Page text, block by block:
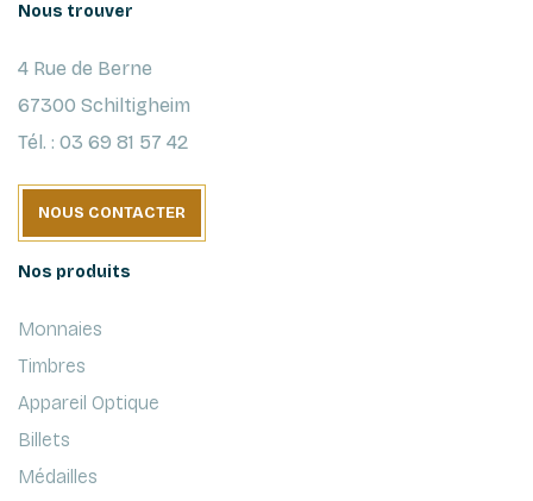
Nous trouver
4 Rue de Berne
67300 Schiltigheim
Tél. : 03 69 81 57 42
NOUS CONTACTER
Nos produits
Monnaies
Timbres
Appareil Optique
Billets
Médailles